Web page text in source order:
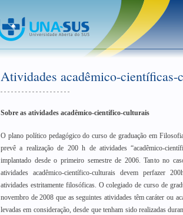
Atividades acadêmico-científicas-
Sobre as atividades acadêmico-científico-culturais
O plano político pedagógico do curso de graduação em
prevê a realização de 200 h de atividades “acadêmico-
implantado desde o primeiro semestre de 2006. Tanto no
atividades acadêmico-científico-culturais devem perfazer
atividades estritamente filosóficas. O colegiado de curso de
novembro de 2008 que as seguintes atividades têm caráter ou
levadas em consideração, desde que tenham sido realizadas